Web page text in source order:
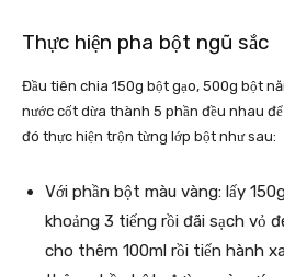
Thực hiện pha bột ngũ sắc
Đầu tiên chia 150g bột gạo, 500g bột
nước cốt dừa thành 5 phần đều nhau
đó thực hiện trộn từng lớp bột như sau:
Với phần bột màu vàng: lấy
khoảng 3 tiếng rồi đãi sạch vỏ
cho thêm 100ml rồi tiến hành